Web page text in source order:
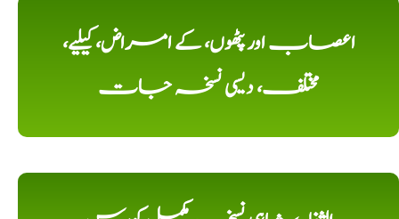
اعصاب اور پٹھوں، کے امراض، کیلیے،
مختلف، دیسی نسخہ جات